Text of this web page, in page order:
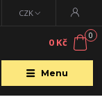
Menu
CZK
0
0 Kč